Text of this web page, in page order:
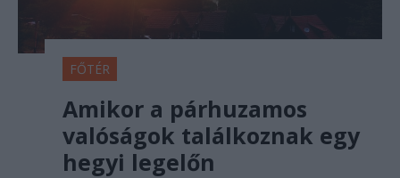
FŐTÉR
Amikor a párhuzamos
valóságok találkoznak egy
hegyi legelőn